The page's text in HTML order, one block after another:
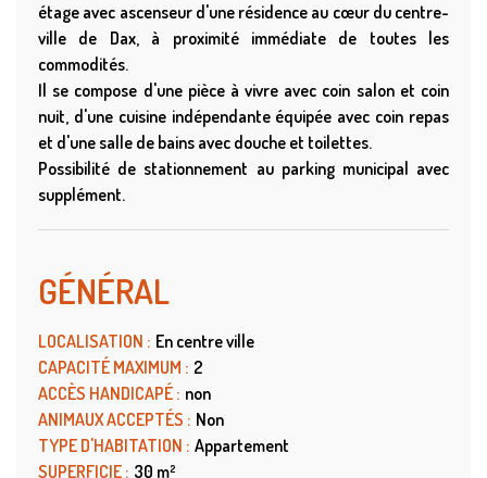
étage avec ascenseur d'une résidence au cœur du centre-
ville de Dax, à proximité immédiate de toutes les
commodités.
Il se compose d'une pièce à vivre avec coin salon et coin
nuit, d'une cuisine indépendante équipée avec coin repas
et d'une salle de bains avec douche et toilettes.
Possibilité de stationnement au parking municipal avec
supplément.
GÉNÉRAL
LOCALISATION : En centre ville
CAPACITÉ MAXIMUM : 2
ACCÈS HANDICAPÉ : non
ANIMAUX ACCEPTÉS : Non
TYPE D'HABITATION : Appartement
SUPERFICIE : 30 m²